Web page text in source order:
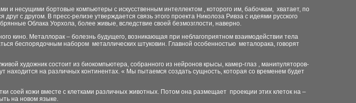
и несущими бортовые компьютеры с искусственным интеллектом , которого им, бабочкам, хватает, по
с другом. В пресс-релизе утверждается связь этого проекта Николоза Ривза с идеями русского
Облака Уорхола, более живые, вследствие своей безмозглости, наверно.
кино. Металлорак – болезнь будущего, возникающая при неблагоприятном взаимодействии тела
беспорядочным набором металлических штуковин. Главной особенностью металорака, говорят
художник состоит из биокомпьютера, собранного из нейронов крысы, камер-глаз , манипуляторов-
находится на различных континентах. « Мы пытаемся создать сущность, которая со временем будет
кожи вместе с клетками различных животных. Потом она размещает проекции этих клеток на –
на новом языке.